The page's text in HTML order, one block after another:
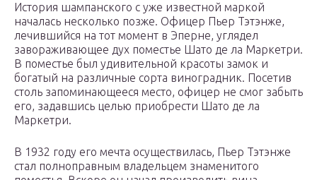
История шампанского с уже известной маркой
началась несколько позже. Офицер Пьер Тэтэнже,
лечившийся на тот момент в Эперне, углядел
завораживающее дух поместье Шато де ла Маркетри.
В поместье был удивительной красоты замок и
богатый на различные сорта виноградник. Посетив
столь запоминающееся место, офицер не смог забыть
его, задавшись целью приобрести Шато де ла
Маркетри.
В 1932 году его мечта осуществилась, Пьер Тэтэнже
стал полноправным владельцем знаменитого